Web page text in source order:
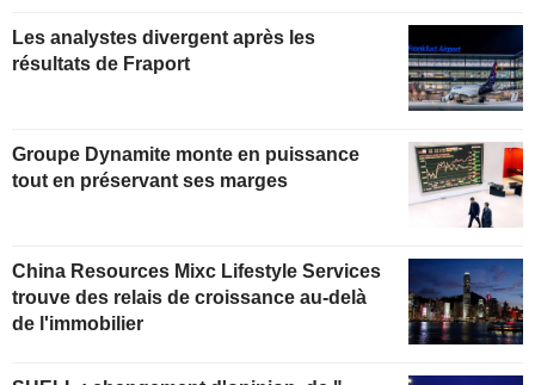
Les analystes divergent après les
résultats de Fraport
Groupe Dynamite monte en puissance
tout en préservant ses marges
China Resources Mixc Lifestyle Services
trouve des relais de croissance au-delà
de l'immobilier